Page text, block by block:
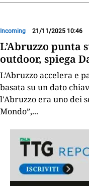
Incoming 21/11/2025 10:46
L’Abruzzo punta
outdoor, spiega
L’Abruzzo accelera e
basata su un dato
l'Abruzzo era uno dei
Mondo”,...